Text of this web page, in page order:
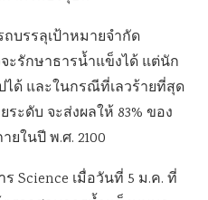
บรรลุเป้าหมายจำกัด
จะรักษาธารน้ำแข็งได้ แต่นัก
ได้ และในกรณีที่เลวร้ายที่สุด
ดับ จะส่งผลให้ 83% ของ
ในปี พ.ศ. 2100
Science เมื่อวันที่ 5 ม.ค. ที่